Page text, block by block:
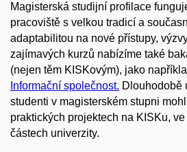
Magisterská studijní profilace
pracoviště s velkou tradicí a
adaptabilitou na nové přístupy,
zajímavých kurzů nabízíme také
(nejen těm KISKovým), jako
Informační společnost. Dlouhodobě
studenti v magisterském stupni
praktických projektech na KISKu,
částech univerzity.